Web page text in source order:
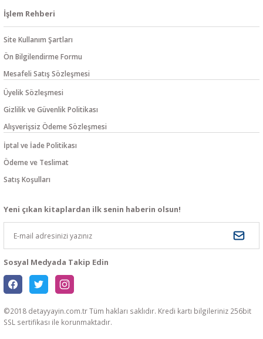
İşlem Rehberi
Site Kullanım Şartları
Ön Bilgilendirme Formu
Mesafeli Satış Sözleşmesi
Üyelik Sözleşmesi
Gizlilik ve Güvenlik Politikası
Alışverişsiz Ödeme Sözleşmesi
İptal ve İade Politikası
Ödeme ve Teslimat
Satış Koşulları
Yeni çıkan kitaplardan ilk senin haberin olsun!
Sosyal Medyada Takip Edin
©2018 detayyayin.com.tr Tüm hakları saklıdır. Kredi kartı bilgileriniz 256bit
SSL sertifikası ile korunmaktadır.